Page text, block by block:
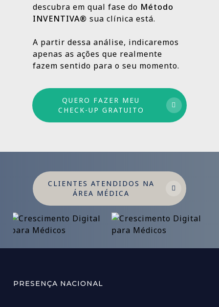
Por isso trabalhamos com um método
médio e longo prazo para garantir
crescimento sustentável.
descubra em qual fase do Método
INVENTIVA® sua clínica está.
A partir dessa análise, indicaremos
apenas as ações que realmente
fazem sentido para o seu momento.
QUERO FAZER MEU
CHECK-UP GRATUITO
CLIENTES ATENDIDOS NA
ÁREA MÉDICA
PRESENÇA NACIONAL